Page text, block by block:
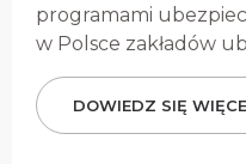
programami
w Polsce zakładów
DOWIEDZ SIĘ